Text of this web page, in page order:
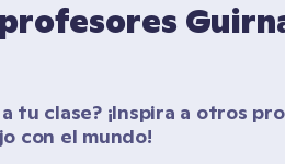
tu clase? ¡Inspira a otros
con el mundo!